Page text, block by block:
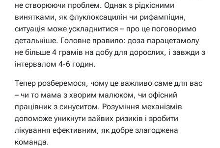
не створюючи проблем. Однак з рідкісними
винятками, як флуклоксацилін чи рифампіцин,
ситуація може ускладнитися – про це поговоримо
детальніше. Головне правило: доза парацетамолу
не більше 4 грамів на добу для дорослих, і завжди з
інтервалом 4-6 годин.
Тепер розберемося, чому це важливо саме для вас
– чи то мама з хворим малюком, чи офісний
працівник з синуситом. Розуміння механізмів
допоможе уникнути зайвих ризиків і зробити
лікування ефективним, як добре злагоджена
команда.